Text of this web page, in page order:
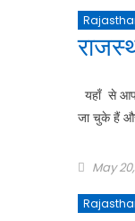
यहाँ से आप
जा चुके हैं और
May